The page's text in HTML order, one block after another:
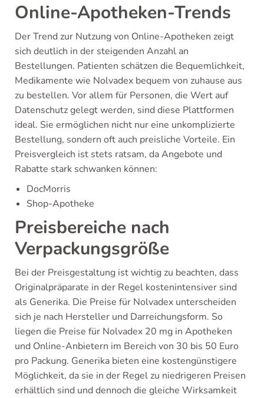
Online-Apotheken-Trends
Der Trend zur Nutzung von Online-Apotheken zeigt
sich deutlich in der steigenden Anzahl an
Bestellungen. Patienten schätzen die Bequemlichkeit,
Medikamente wie Nolvadex bequem von zuhause aus
zu bestellen. Vor allem für Personen, die Wert auf
Datenschutz gelegt werden, sind diese Plattformen
ideal. Sie ermöglichen nicht nur eine unkomplizierte
Bestellung, sondern oft auch preisliche Vorteile. Ein
Preisvergleich ist stets ratsam, da Angebote und
Rabatte stark schwanken können:
DocMorris
Shop-Apotheke
Preisbereiche nach
Verpackungsgröße
Bei der Preisgestaltung ist wichtig zu beachten, dass
Originalpräparate in der Regel kostenintensiver sind
als Generika. Die Preise für Nolvadex unterscheiden
sich je nach Hersteller und Darreichungsform. So
liegen die Preise für Nolvadex 20 mg in Apotheken
und Online-Anbietern im Bereich von 30 bis 50 Euro
pro Packung. Generika bieten eine kostengünstigere
Möglichkeit, da sie in der Regel zu niedrigeren Preisen
erhältlich sind und dennoch die gleiche Wirksamkeit